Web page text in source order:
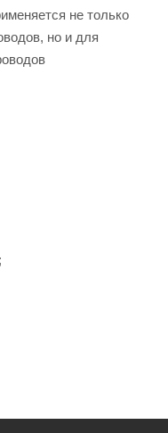
не только
но и для